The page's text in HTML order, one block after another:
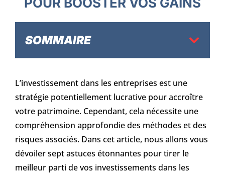
SOMMAIRE
L’investissement dans les entreprises est une
stratégie potentiellement lucrative pour accroître
votre patrimoine. Cependant, cela nécessite une
compréhension approfondie des méthodes et des
risques associés. Dans cet article, nous allons vous
dévoiler sept astuces étonnantes pour tirer le
meilleur parti de vos investissements dans les